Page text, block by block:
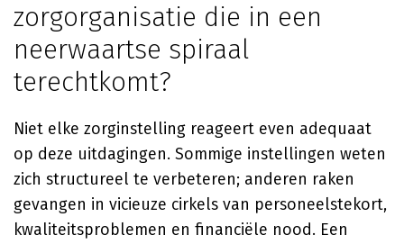
zorgorganisatie die in een
neerwaartse spiraal
terechtkomt?
Niet elke zorginstelling reageert even adequaat
op deze uitdagingen. Sommige instellingen weten
zich structureel te verbeteren; anderen raken
gevangen in vicieuze cirkels van personeelstekort,
kwaliteitsproblemen en financiële nood. Een